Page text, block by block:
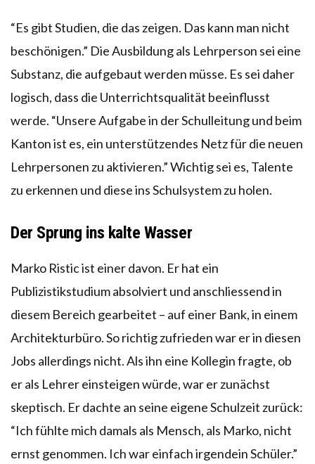
“Es gibt Studien, die das zeigen. Das kann man nicht
beschönigen.” Die Ausbildung als Lehrperson sei eine
Substanz, die aufgebaut werden müsse. Es sei daher
logisch, dass die Unterrichtsqualität beeinflusst
werde. “Unsere Aufgabe in der Schulleitung und beim
Kanton ist es, ein unterstützendes Netz für die neuen
Lehrpersonen zu aktivieren.” Wichtig sei es, Talente
zu erkennen und diese ins Schulsystem zu holen.
Der Sprung ins kalte Wasser
Marko Ristic ist einer davon. Er hat ein
Publizistikstudium absolviert und anschliessend in
diesem Bereich gearbeitet – auf einer Bank, in einem
Architekturbüro. So richtig zufrieden war er in diesen
Jobs allerdings nicht. Als ihn eine Kollegin fragte, ob
er als Lehrer einsteigen würde, war er zunächst
skeptisch. Er dachte an seine eigene Schulzeit zurück:
“Ich fühlte mich damals als Mensch, als Marko, nicht
ernst genommen. Ich war einfach irgendein Schüler.”